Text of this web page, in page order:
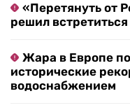
«Перетянуть от
решил
Жара в Европе
исторические
водоснабжением